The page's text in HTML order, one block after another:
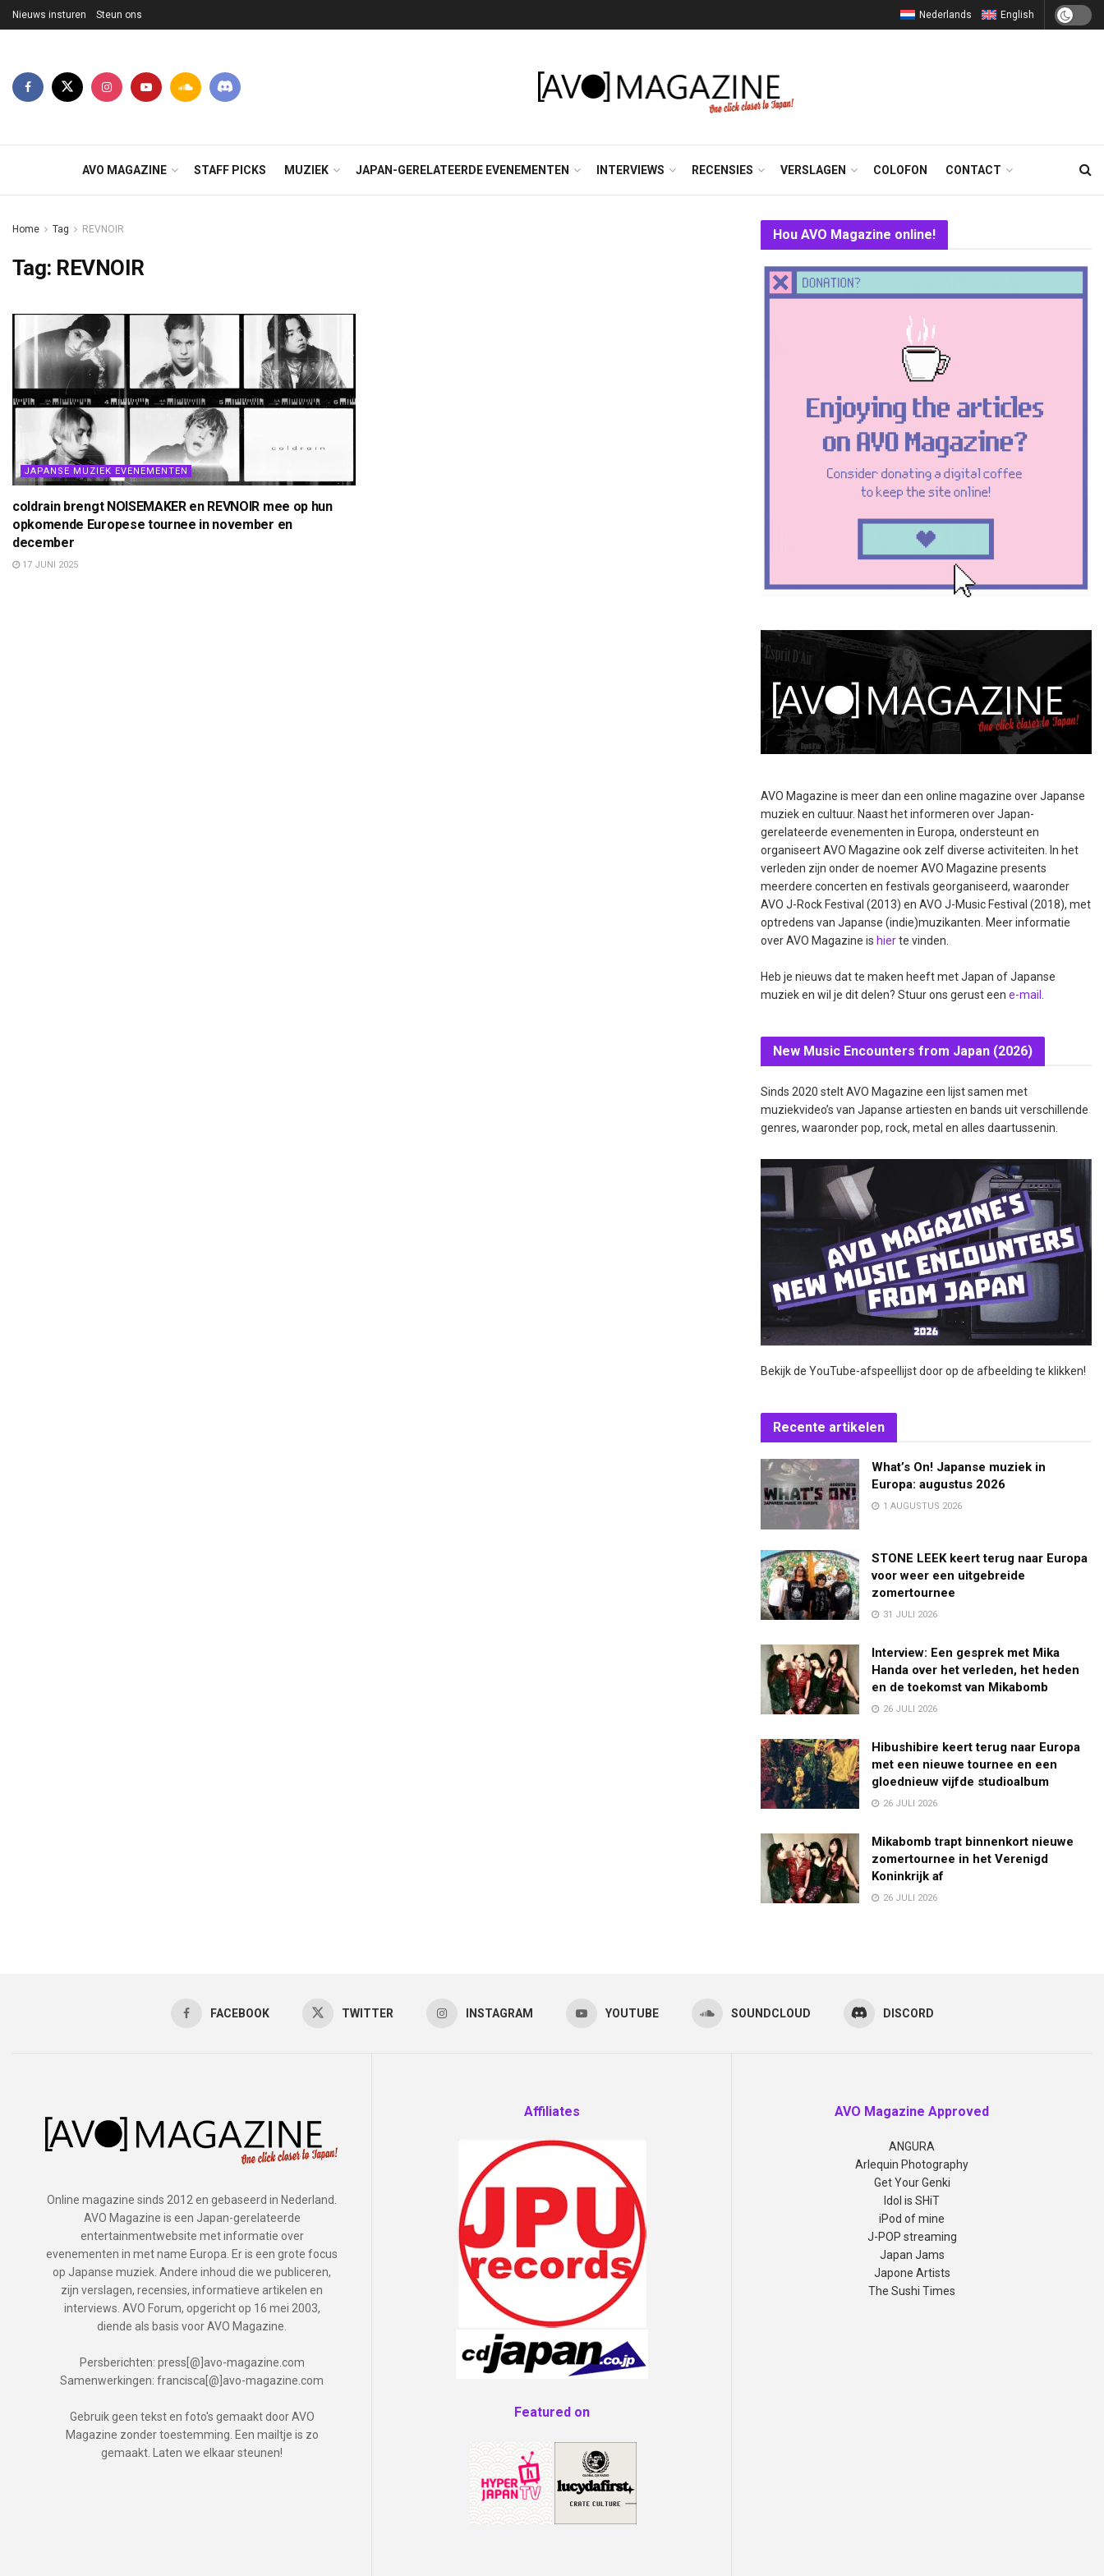
Nieuws insturen Steun ons Nederlands English
AVO MAGAZINE STAFF PICKS MUZIEK JAPAN-GERELATEERDE EVENEMENTEN INTERVIEWS RECENSIES VERSLAGEN COLOFON CONTACT
Home Tag REVNOIR
Tag: REVNOIR
JAPANSE MUZIEK EVENEMENTEN
coldrain brengt NOISEMAKER en REVNOIR mee op hun
opkomende Europese tournee in november en
december
17 JUNI 2025
Hou AVO Magazine online!
AVO Magazine is meer dan een online magazine over Japanse
muziek en cultuur. Naast het informeren over Japan-
gerelateerde evenementen in Europa, ondersteunt en
organiseert AVO Magazine ook zelf diverse activiteiten. In het
verleden zijn onder de noemer AVO Magazine presents
meerdere concerten en festivals georganiseerd, waaronder
AVO J-Rock Festival (2013) en AVO J-Music Festival (2018), met
optredens van Japanse (indie)muzikanten. Meer informatie
over AVO Magazine is hierte vinden.
Heb je nieuws dat te maken heeft met Japan of Japanse
muziek en wil je dit delen? Stuur ons gerust een e-mail
New Music Encounters from Japan (2026)
Sinds 2020 stelt AVO Magazine een lijst samen met
muziekvideo’s van Japanse artiesten en bands uit verschillende
genres, waaronder pop, rock, metal en alles daartussenin.
Bekijk de YouTube-afspeellijst door op de afbeelding te klikken!
Recente artikelen
What’s On! Japanse muziek in
Europa: augustus 2026
1 AUGUSTUS 2026
STONE LEEK keert terug naar Europa
voor weer een uitgebreide
zomertournee
31 JULI 2026
Interview: Een gesprek met Mika
Handa over het verleden, het heden
en de toekomst van Mikabomb
26 JULI 2026
Hibushibire keert terug naar Europa
met een nieuwe tournee en een
gloednieuw vijfde studioalbum
26 JULI 2026
Mikabomb trapt binnenkort nieuwe
zomertournee in het Verenigd
Koninkrijk af
26 JULI 2026
FACEBOOK TWITTER INSTAGRAM YOUTUBE SOUNDCLOUD DISCORD
Online magazine sinds 2012 en gebaseerd in Nederland.
AVO Magazine is een Japan-gerelateerde
entertainmentwebsite met informatie over
evenementen in met name Europa. Er is een grote focus
op Japanse muziek. Andere inhoud die we publiceren,
zijn verslagen, recensies, informatieve artikelen en
interviews. AVO Forum, opgericht op 16 mei 2003,
diende als basis voor AVO Magazine.
Persberichten: press[@]avo-magazine.com
Samenwerkingen: francisca[@]avo-magazine.com
Gebruik geen tekst en foto's gemaakt door AVO
Magazine zonder toestemming. Een mailtje is zo
gemaakt. Laten we elkaar steunen!
Affiliates
Featured on
AVO Magazine Approved
ANGURA
Arlequin Photography
Get Your Genki
Idol is SHiT
iPod of mine
J-POP streaming
Japan Jams
Japone Artists
The Sushi Times